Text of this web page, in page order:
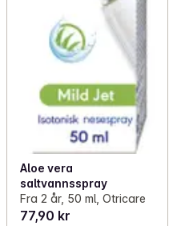
Aloe vera
saltvannsspray
Fra 2 år, 50 ml, Otricare
77,90 kr